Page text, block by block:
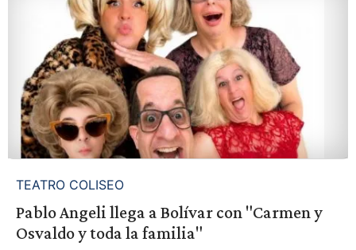
TEATRO COLISEO
Pablo Angeli llega a Bolívar con "Carmen y
Osvaldo y toda la familia"